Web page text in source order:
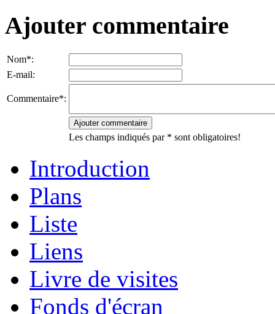
Ajouter commentaire
Nom*:
E-mail:
Commentaire*:
Les champs indiqués par * sont obligatoires!
Introduction
Plans
Liste
Liens
Livre de visites
Fonds d'écran